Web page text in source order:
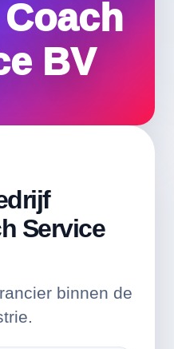
BV
Service
binnen de